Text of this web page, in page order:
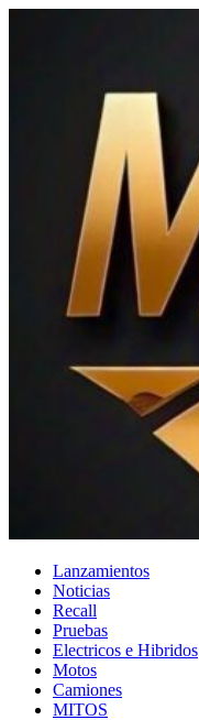
Lanzamientos
Noticias
Recall
Pruebas
Electricos e Hibridos
Motos
Camiones
MITOS